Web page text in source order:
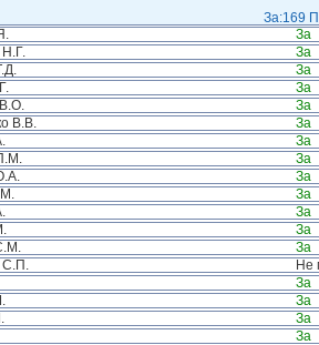
За:169
За
Н.Г.
За
За
За
В.О.
За
В.В.
За
За
За
За
За
За
За
За
С.П.
Не
За
За
За
За